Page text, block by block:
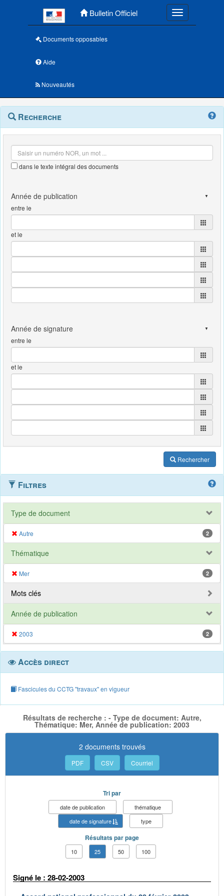
Bulletin Officiel Toggle
Documents opposables
Aide
Nouveautés
Navigation
outils
Menu
contextuel
Recherche
dans le texte intégral des documents
entre le
et le
entre le
et le
Rechercher
Filtres
Type de document
Autre 2
Thématique
Mer 2
Mots clés
Année de publication
2003 2
Accès direct
Fascicules du CCTG "travaux" en vigueur
Résultats de recherche : - Type de document: Autre,
Thématique: Mer, Année de publication: 2003
2 documents trouvés
PDF CSV Courriel
Tri par
date de publication
thématique
date de signature
type
Résultats par page
10 25 50 100
Signé le : 28-02-2003